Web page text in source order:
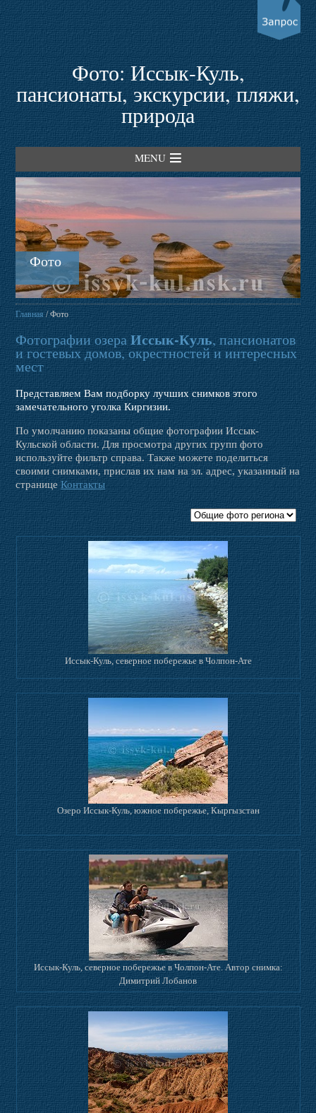
Фото: Иссык-Куль,
пансионаты, экскурсии, пляжи,
природа
MENU
Гостевые дома
Пансионаты
Трансферы
Фото
Отзывы
Контакты
Новости
Веб-камера
Фото
Главная/ Фото
Фотографии озераИссык-Куль, пансионатов
и гостевых домов, окрестностей и интересных
мест
Представляем Вам подборку лучших снимков этого
замечательного уголка Киргизии.
По умолчанию показаны общие фотографии Иссык-
Кульской области. Для просмотра других групп фото
используйте фильтр справа. Также можете поделиться
своими снимками, прислав их нам на эл. адрес, указанный на
страницеКонтакты
Иссык-Куль, северное побережье в Чолпон-Ате
Озеро Иссык-Куль, южное побережье, Кыргызстан
Иссык-Куль, северное побережье в Чолпон-Ате. Автор снимка:
Димитрий Лобанов